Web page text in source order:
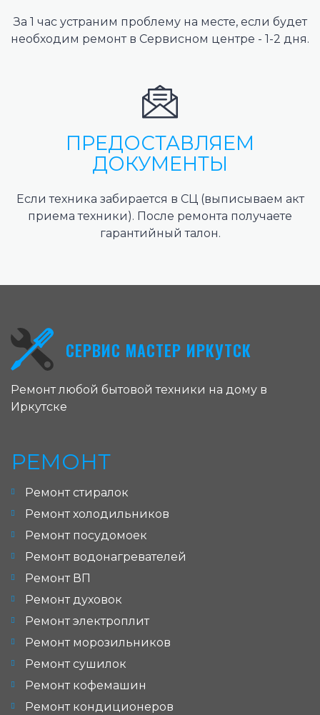
За 1 час устраним проблему на месте, если будет
необходим ремонт в Сервисном центре - 1-2 дня.
ПРЕДОСТАВЛЯЕМ
ДОКУМЕНТЫ
Если техника забирается в СЦ (выписываем акт
приема техники). После ремонта получаете
гарантийный талон.
СЕРВИС МАСТЕР ИРКУТСК
Ремонт любой бытовой техники на дому в
Иркутске
РЕМОНТ
Ремонт стиралок
Ремонт холодильников
Ремонт посудомоек
Ремонт водонагревателей
Ремонт ВП
Ремонт духовок
Ремонт электроплит
Ремонт морозильников
Ремонт сушилок
Ремонт кофемашин
Ремонт кондиционеров